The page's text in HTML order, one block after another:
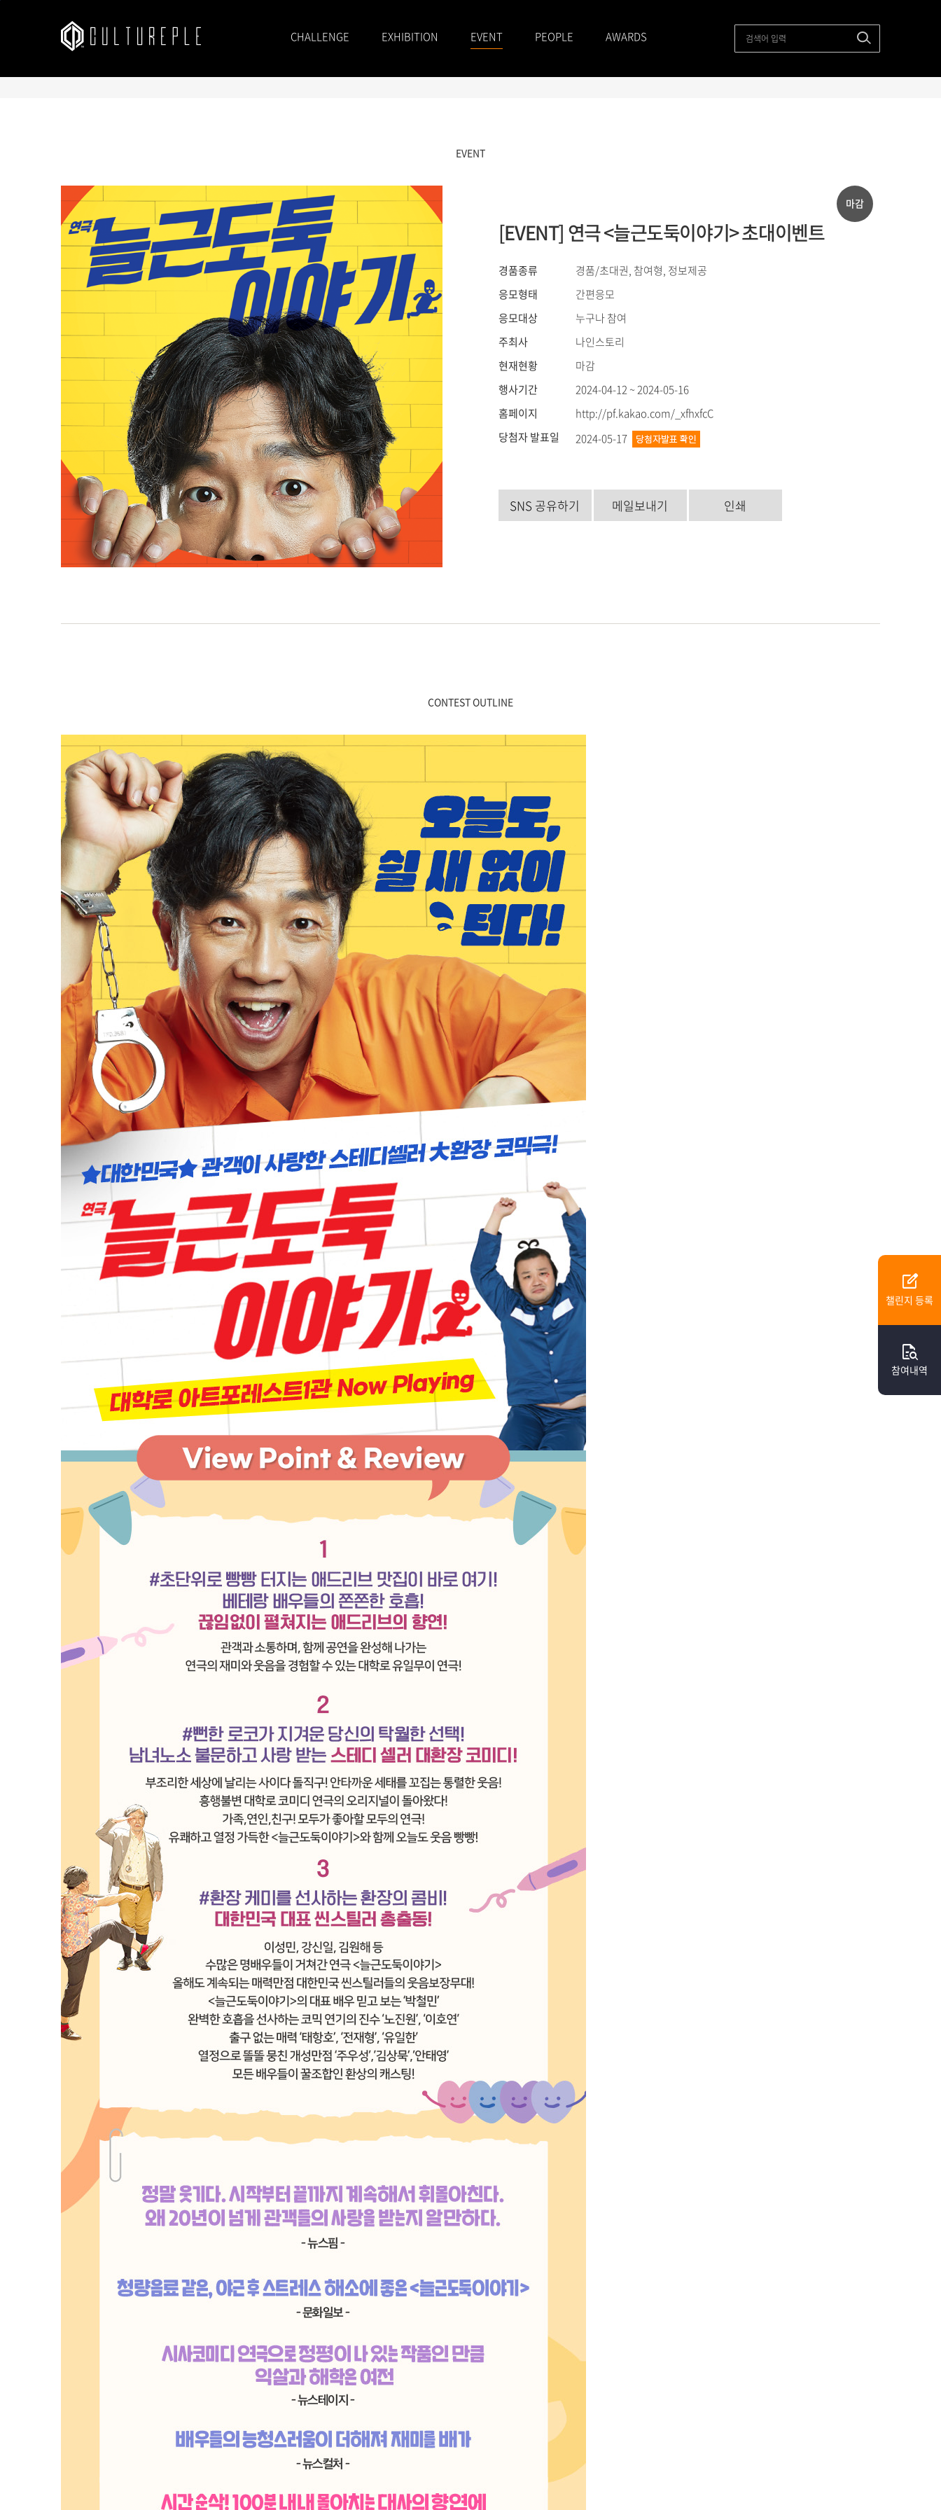
CHALLENGE EXHIBITION EVENT PEOPLE AWARDS
edit_square
챌린지 등록
quick_reference_all
참여내역
EVENT
마감
[EVENT] 연극 <늘근도둑이야기> 초대이벤트
경품종류
경품/초대권, 참여형, 정보제공
응모형태
간편응모
응모대상
누구나 참여
주최사
나인스토리
현재현황
마감
행사기간
2024-04-12 ~ 2024-05-16
홈페이지
http://pf.kakao.com/_xfhxfcC
당첨자 발표일
2024-05-17
SNS 공유하기 메일보내기 인쇄
CONTEST OUTLINE